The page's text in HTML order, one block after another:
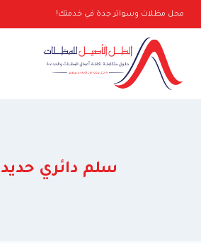
التجاوز
إلى
المحتوى
محل مظلات وسواتر جدة في خدمتك!
سلم دائري